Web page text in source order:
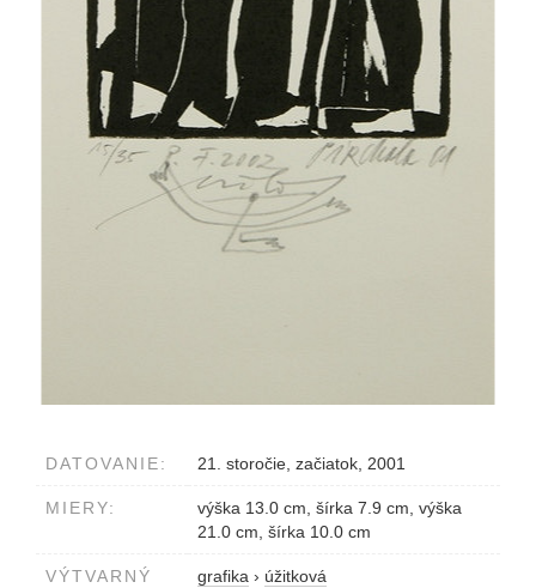
DATOVANIE: 21. storočie, začiatok, 2001
MIERY:
výška 13.0 cm, šírka 7.9 cm, výška
21.0 cm, šírka 10.0 cm
VÝTVARNÝ
grafika › úžitková